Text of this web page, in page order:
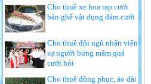
Cho thuê xe hoa rạp cưới
bàn ghế vật dụng đám cưới
Cho thuê đội ngũ nhân viên
sự người bưng mâm quả
cưới hỏi
Cho thuê đồng phục, áo dài